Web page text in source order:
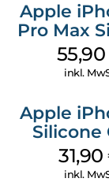
Apple
Pro Max
Case
Stone
55,90
inkl.
Apple
Silicone
MagSafe
31,90
inkl.